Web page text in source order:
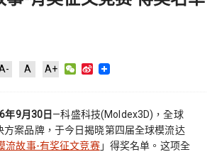
A A+ WeChat
Sina
年9月30日 —科盛科技(Moldex3D)，全球
方案品牌，于今日揭晓第四届全球模流达
流故事-有奖征文竞赛」得奖名单。这项全